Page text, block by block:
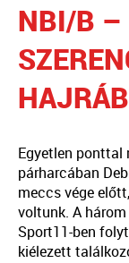
NBI/B –
Egyetlen ponttal
párharcában
meccs vége
voltunk. A
Sport11-ben
kiélezett